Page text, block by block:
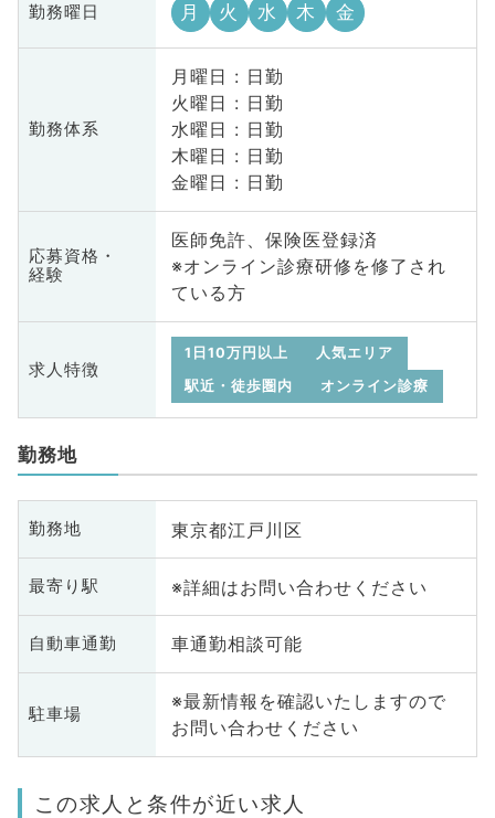
勤務曜日 月 火 水 木 金
勤務体系
月曜日 : 日勤
火曜日 : 日勤
水曜日 : 日勤
木曜日 : 日勤
金曜日 : 日勤
応募資格・
経験
医師免許、保険医登録済
※オンライン診療研修を修了され
ている方
求人特徴
1日10万円以上
人気エリア
駅近・徒歩圏内
オンライン診療
勤務地
勤務地 東京都江戸川区
最寄り駅 ※詳細はお問い合わせください
自動車通勤 車通勤相談可能
駐車場
※最新情報を確認いたしますので
お問い合わせください
この求人と条件が近い求人